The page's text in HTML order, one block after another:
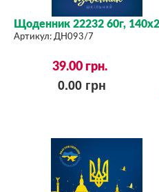
Щоденник 22232 60г,
Артикул: ДН093/7
39.00грн.
0.00грн